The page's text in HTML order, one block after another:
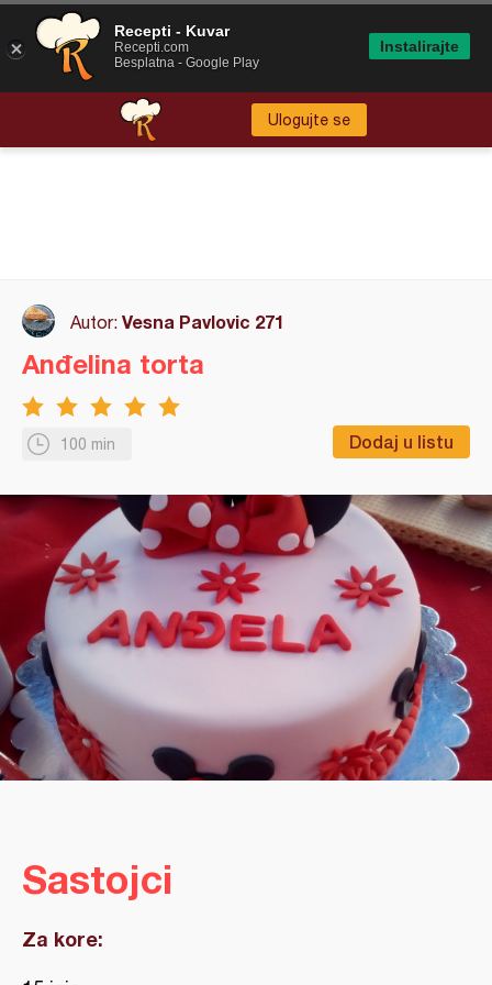
Ulogujte se
Autor: Vesna Pavlovic 271
100 min Dodaj u listu
Anđelina torta
Sastojci
Za kore:
Recepti - Kuvar
Recepti.com
Besplatna - Google Play
Instalirajte